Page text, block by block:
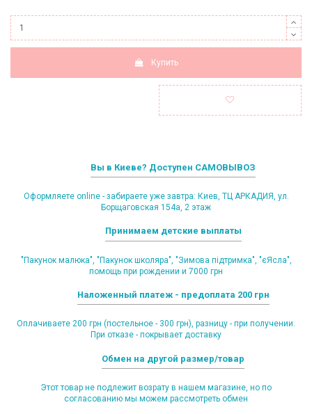
Купить
Вы в Киеве? Доступен САМОВЫВОЗ
Оформляете online - забираете уже завтра: Киев, ТЦ АРКАДИЯ, ул.
Борщаговская 154а, 2 этаж
Принимаем детские выплаты
"Пакунок малюка", "Пакунок школяра", "Зимова підтримка", "єЯсла",
помощь при рождении и 7000 грн
Наложенный платеж - предоплата 200 грн
Оплачиваете 200 грн (постельное - 300 грн), разницу - при получении.
При отказе - покрывает доставку
Обмен на другой размер/товар
Этот товар не подлежит возрату в нашем магазине, но по
согласованию мы можем рассмотреть обмен